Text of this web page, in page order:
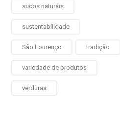
sucos naturais
sustentabilidade
São Lourenço tradição
variedade de produtos
verduras